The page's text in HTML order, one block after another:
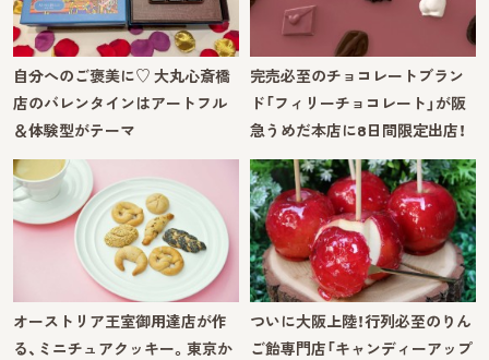
自分へのご褒美に♡ 大丸心斎橋
店のバレンタインはアートフル
＆体験型がテーマ
完売必至のチョコレートブラン
ド「フィリーチョコレート」が阪
急うめだ本店に8日間限定出店！
オーストリア王室御用達店が作
る、ミニチュアクッキー。東京か
ついに大阪上陸！行列必至のりん
ご飴専門店「キャンディーアップ